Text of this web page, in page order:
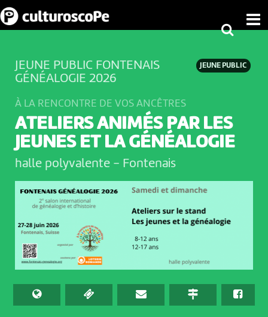
JEUNE PUBLIC
JEUNE PUBLIC FONTENAIS
GÉNÉALOGIE 2026
À LA RENCONTRE DE VOS ANCÊTRES
ATELIERS ANIMÉS PAR LES
JEUNES ET LA GÉNÉALOGIE
halle polyvalente - Fontenais